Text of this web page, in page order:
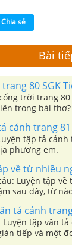
Chia sẻ
Bài
80 SGK
trời trang
trong bài thơ?
cảnh trang 81
tập tả
phương em.
về từ nhiều
Luyện tập
sau đây, từ
tả cảnh
Luyện tập văn
tiếp và một